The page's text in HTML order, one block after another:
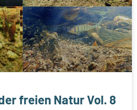
freien Natur Vol. 8